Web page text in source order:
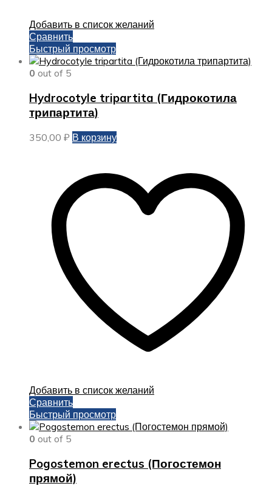
Добавить в список желаний
Сравнить
Быстрый просмотр
0 out of 5
Hydrocotyle tripartita (Гидрокотила
трипартита)
350,00 ₽ В корзину
Добавить в список желаний
Сравнить
Быстрый просмотр
0 out of 5
Pogostemon erectus (Погостемон
прямой)